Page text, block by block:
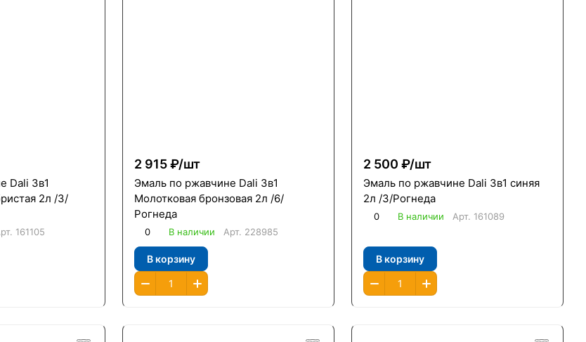
Dali 3в1
2л /3/
161105
2 915 ₽/шт
Эмаль по ржавчине Dali 3в1
Молотковая бронзовая 2л /6/
Рогнеда
0 В наличии Арт. 228985
В корзину
2 500 ₽/шт
Эмаль по ржавчине Dali 3в1 синяя
2л /3/Рогнеда
0 В наличии Арт. 161089
В корзину